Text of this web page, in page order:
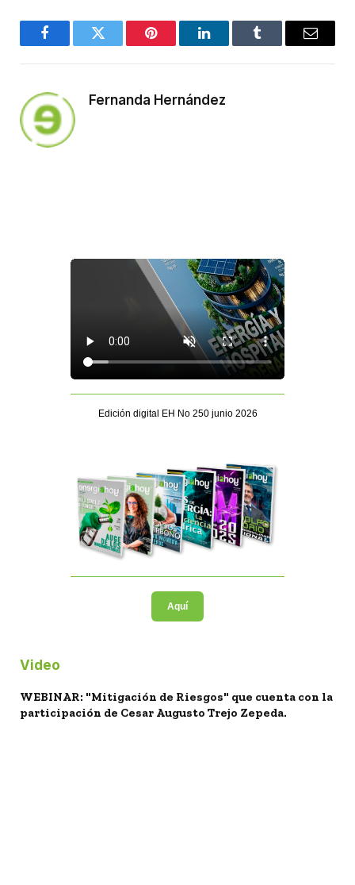
FacebookTwitter Pinterest LinkedInTumblr Email
Fernanda Hernández
Edición digital EH No 250 junio 2026
Aquí
Video
WEBINAR: "Mitigación de Riesgos" que cuenta con la
participación de Cesar Augusto Trejo Zepeda.